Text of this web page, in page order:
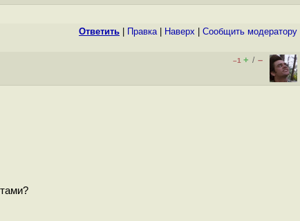
Ответить Правка| Наверх Cообщить модератору
–1 + / –